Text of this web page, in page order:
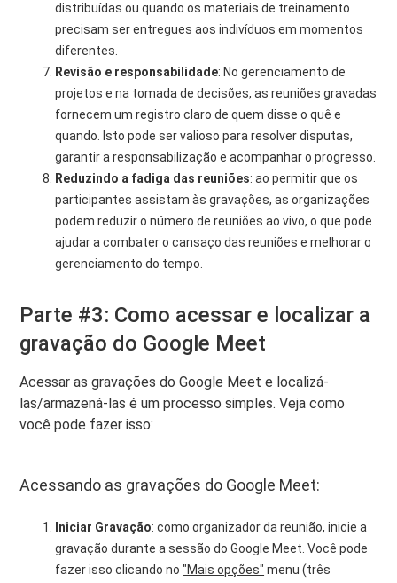
distribuídas ou quando os materiais de treinamento
precisam ser entregues aos indivíduos em momentos
diferentes.
Revisão e responsabilidade: No gerenciamento de
projetos e na tomada de decisões, as reuniões gravadas
fornecem um registro claro de quem disse o quê e
quando. Isto pode ser valioso para resolver disputas,
garantir a responsabilização e acompanhar o progresso.
Reduzindo a fadiga das reuniões: ao permitir que os
participantes assistam às gravações, as organizações
podem reduzir o número de reuniões ao vivo, o que pode
ajudar a combater o cansaço das reuniões e melhorar o
gerenciamento do tempo.
Parte #3: Como acessar e localizar a
gravação do Google Meet
Acessar as gravações do Google Meet e localizá-
las/armazená-las é um processo simples. Veja como
você pode fazer isso:
Acessando as gravações do Google Meet:
Iniciar Gravação: como organizador da reunião, inicie a
gravação durante a sessão do Google Meet. Você pode
fazer isso clicando no"Mais opções" menu (três